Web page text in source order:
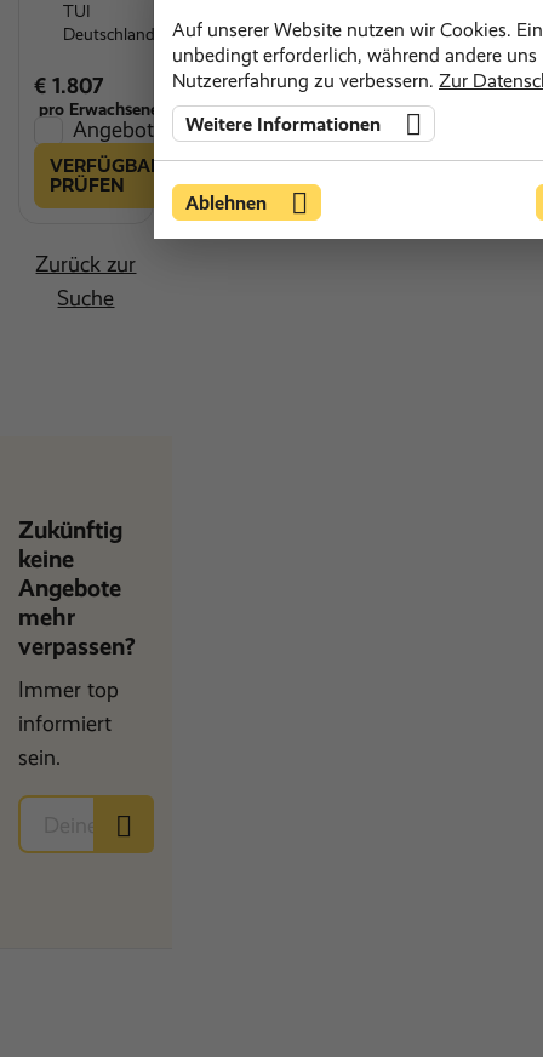
TUI
Deutschland
€ 1.807
pro Erwachsenen
Angebot vergleichen
VERFÜGBARKEIT
PRÜFEN
Zurück zur
Suche
Zukünftig
keine
Angebote
mehr
verpassen?
Immer top
informiert
sein.
Auf unserer Website nutzen wir Cookies.
unbedingt erforderlich, während andere uns
Nutzererfahrung zu verbessern. Zur
Weitere Informationen
Ablehnen